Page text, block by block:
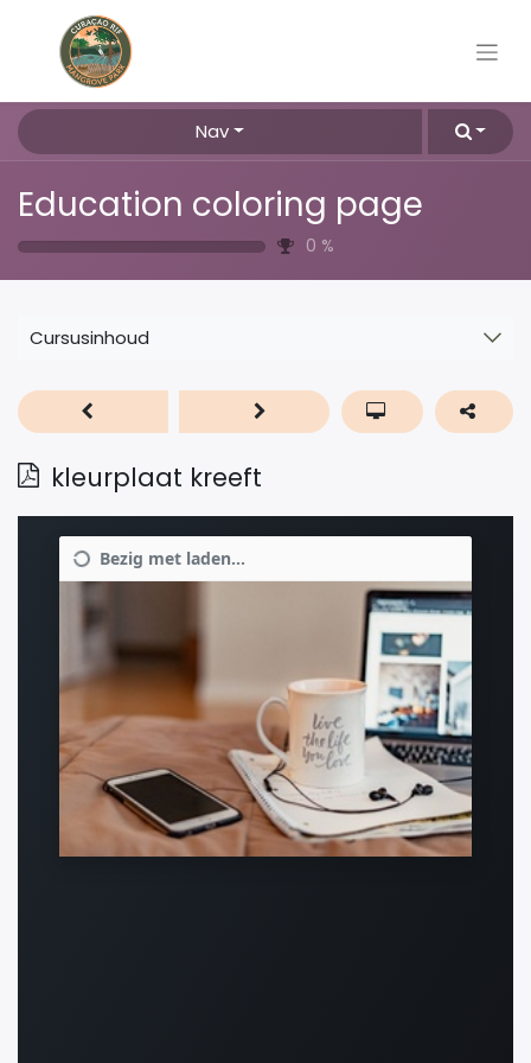
Nav
Education coloring page
0 %
Cursusinhoud
kleurplaat kreeft